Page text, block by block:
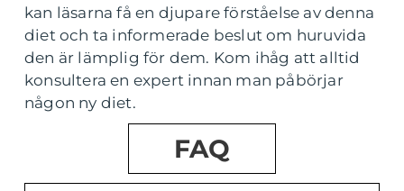
kan läsarna få en djupare förståelse av denna
diet och ta informerade beslut om huruvida
den är lämplig för dem. Kom ihåg att alltid
konsultera en expert innan man påbörjar
någon ny diet.
FAQ